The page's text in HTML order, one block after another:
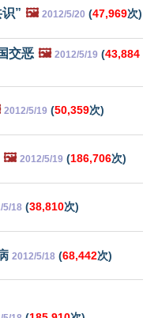
” 🖼️ 2012/5/20 (47,969次)
交恶 🖼️ 2012/5/19 (43,884
2012/5/19 (50,359次)
🖼️ 2012/5/19 (186,706次)
5/18 (38,810次)
2012/5/18 (68,442次)